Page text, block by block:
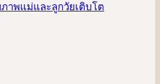
าพแม่และลูกวัยเติบโต